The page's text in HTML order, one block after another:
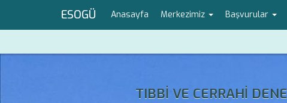
ESOGÜ Anasayfa Merkezimiz Başvurular
TIBBİ VE CERRAHİ